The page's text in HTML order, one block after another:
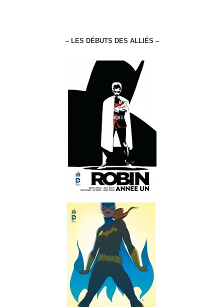
– LES DÉBUTS DES ALLIÉS –